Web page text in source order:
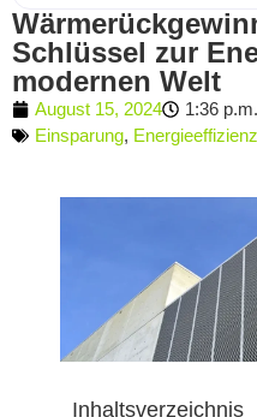
Schlüssel zur
modernen Welt
August 15, 2024 1:36 p.m.
Einsparung, Energieeffizienz
Inhaltsverzeichnis